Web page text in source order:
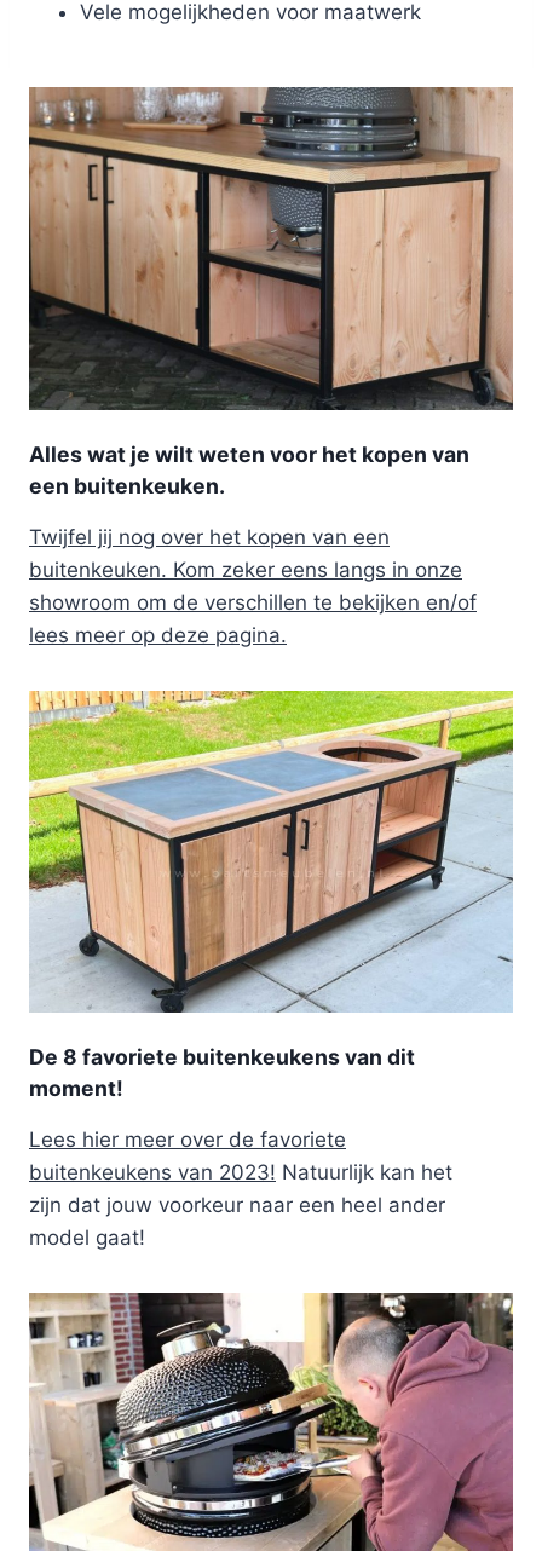
Vele mogelijkheden voor maatwerk
Alles wat je wilt weten voor het kopen van
een buitenkeuken.
Twijfel jij nog over het kopen van een
buitenkeuken. Kom zeker eens langs in onze
showroom om de verschillen te bekijken en/of
lees meer op deze pagina.
De 8 favoriete buitenkeukens van dit
moment!
Lees hier meer over de favoriete
buitenkeukens van 2023! Natuurlijk kan het
zijn dat jouw voorkeur naar een heel ander
model gaat!